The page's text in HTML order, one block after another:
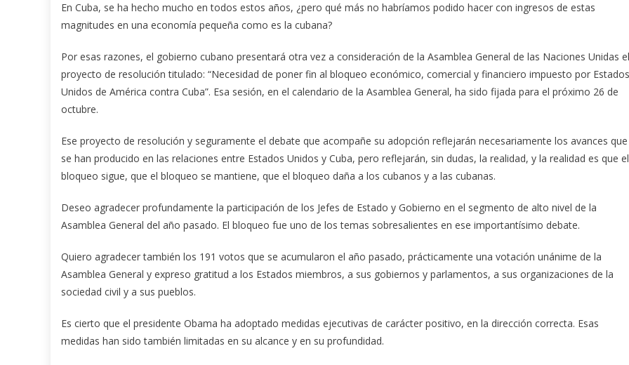
En Cuba, se ha hecho mucho en todos estos años, ¿pero qué más no habríamos podido hacer con ingresos de estas
magnitudes en una economía pequeña como es la cubana?
Por esas razones, el gobierno cubano presentará otra vez a consideración de la Asamblea General de las Naciones Unidas el
proyecto de resolución titulado: “Necesidad de poner fin al bloqueo económico, comercial y financiero impuesto por Estados
Unidos de América contra Cuba”. Esa sesión, en el calendario de la Asamblea General, ha sido fijada para el próxi­mo 26 de
octubre.
Ese proyecto de resolución y seguramente el debate que acompañe su adopción reflejarán necesariamente los avances que
se han producido en las relaciones entre Estados Unidos y Cuba, pero reflejarán, sin dudas, la realidad, y la realidad es que el
bloqueo sigue, que el bloqueo se mantiene, que el bloqueo daña a los cubanos y a las cubanas.
Deseo agradecer profundamente la participación de los Jefes de Estado y Gobierno en el segmento de alto nivel de la
Asamblea General del año pasado. El bloqueo fue uno de los temas sobresalientes en ese importantísimo debate.
Quiero agradecer también los 191 votos que se acumularon el año pasado, prácticamente una votación unánime de la
Asamblea General y expreso gratitud a los Estados miembros, a sus gobiernos y parlamentos, a sus organizaciones de la
sociedad civil y a sus pueblos.
Es cierto que el presidente Obama ha adoptado medidas ejecutivas de carácter positivo, en la dirección correcta. Esas
medidas han sido también limitadas en su alcance y en su profundidad.